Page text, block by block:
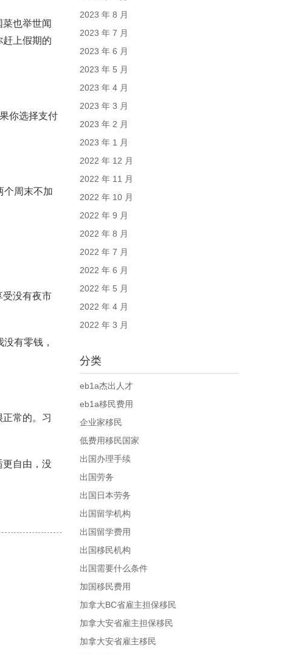
也举世闻
上假期的
你选择支付
个周末不加
受没有夜市
有零钱，
常的。习
更自由，没
2023 年 8 月
2023 年 7 月
2023 年 6 月
2023 年 5 月
2023 年 4 月
2023 年 3 月
2023 年 2 月
2023 年 1 月
2022 年 12 月
2022 年 11 月
2022 年 10 月
2022 年 9 月
2022 年 8 月
2022 年 7 月
2022 年 6 月
2022 年 5 月
2022 年 4 月
2022 年 3 月
分类
eb1a杰出人才
eb1a移民费用
企业家移民
低费用移民国家
出国办理手续
出国劳务
出国日本劳务
出国留学机构
出国留学费用
出国移民机构
出国需要什么条件
加国移民费用
加拿大BC省雇主担保移民
加拿大安省雇主担保移民
加拿大安省雇主移民